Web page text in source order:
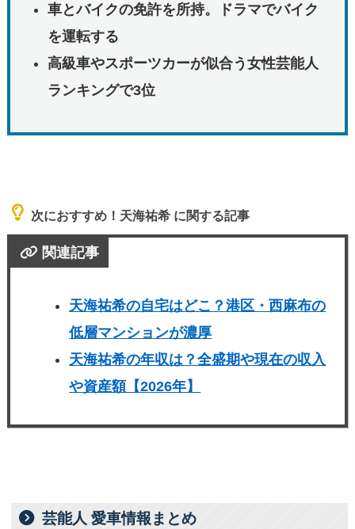
車とバイクの免許を所持。ドラマでバイク
を運転する
高級車やスポーツカーが似合う女性芸能人
ランキングで3位
次におすすめ！天海祐希 に関する記事
関連記事
天海祐希の自宅はどこ？港区・西麻布の
低層マンションが濃厚
天海祐希の年収は？全盛期や現在の収入
や資産額【2026年】
芸能人 愛車情報まとめ